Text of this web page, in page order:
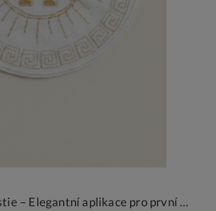
Zlatá nášivka IHS Hostie – Elegantní aplikace pro první svaté přijímání 8 cm